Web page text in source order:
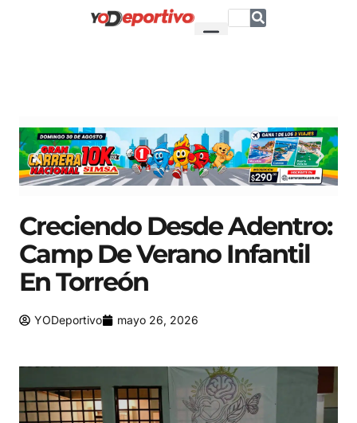
Creciendo Desde Adentro:
Camp De Verano Infantil
En Torreón
YODeportivo mayo 26, 2026